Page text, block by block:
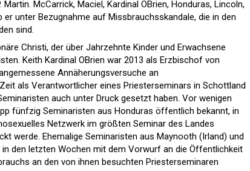
McCarrick, Maciel, Kardinal OBrien, Honduras, Lincoln,
unter Bezugnahme auf Missbrauchsskandale, die in den
sind.
Christi, der über Jahrzehnte Kinder und Erwachsene
Keith Kardinal OBrien war 2013 als Erzbischof von
Annäherungsversuche an
als Verantwortlicher eines Priesterseminars in Schottland
auch unter Druck gesetzt haben. Vor wenigen
fünfzig Seminaristen aus Honduras öffentlich bekannt, in
Netzwerk im größten Seminar des Landes
werde. Ehemalige Seminaristen aus Maynooth (Irland) und
den letzten Wochen mit dem Vorwurf an die Öffentlichkeit
an den von ihnen besuchten Priesterseminaren